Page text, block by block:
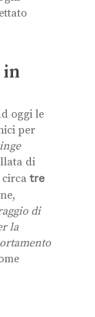
oggi le
per
di
circa tre
di
la